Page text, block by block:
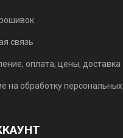
связь
оплата, цены, доставка
на обработку персональных